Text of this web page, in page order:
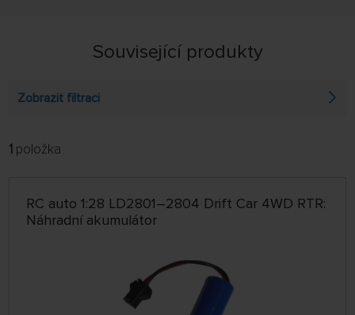
Související produkty
Zobrazit filtraci
FILTROVAT:
64 NA STRÁNCE
1 položka
RC auto 1:28 LD2801–2804 Drift Car 4WD RTR:
Náhradní akumulátor